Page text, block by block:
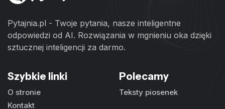
Pytajnia.pl - Twoje pytania, nasze inteligentne
odpowiedzi od AI. Rozwiązania w mgnieniu oka dzięki
sztucznej inteligencji za darmo.
Szybkie linki
O stronie
Kontakt
Polecamy
Teksty piosenek